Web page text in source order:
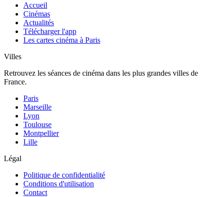
Accueil
Cinémas
Actualités
Télécharger l'app
Les cartes cinéma à Paris
Villes
Retrouvez les séances de cinéma dans les plus grandes villes de
France.
Paris
Marseille
Lyon
Toulouse
Montpellier
Lille
Légal
Politique de confidentialité
Conditions d'utilisation
Contact